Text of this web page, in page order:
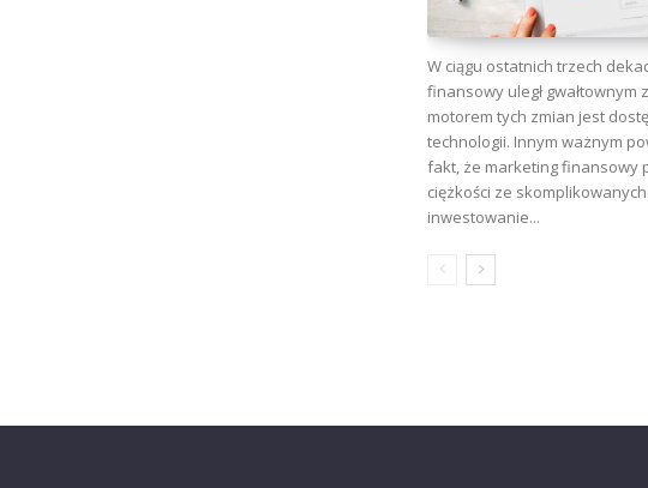
W ciągu ostatnich trzech
finansowy uległ gwałtownym
motorem tych zmian jest
technologii. Innym ważnym
fakt, że marketing finansowy
ciężkości ze
inwestowanie...